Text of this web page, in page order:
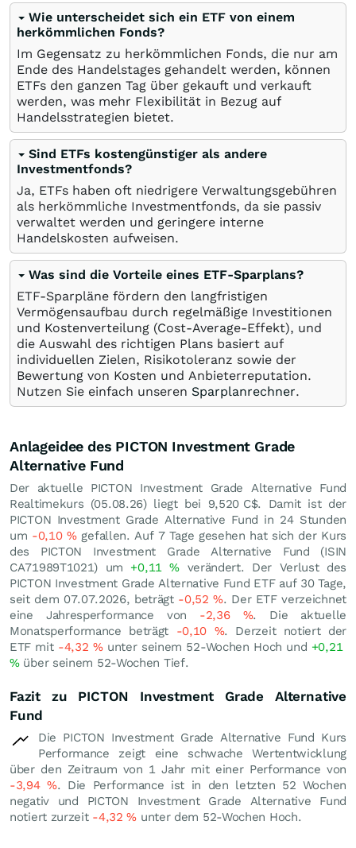
Wie unterscheidet sich ein ETF von einem
herkömmlichen Fonds?
Im Gegensatz zu herkömmlichen Fonds, die nur am
Ende des Handelstages gehandelt werden, können
ETFs den ganzen Tag über gekauft und verkauft
werden, was mehr Flexibilität in Bezug auf
Handelsstrategien bietet.
Sind ETFs kostengünstiger als andere
Investmentfonds?
Ja, ETFs haben oft niedrigere Verwaltungsgebühren
als herkömmliche Investmentfonds, da sie passiv
verwaltet werden und geringere interne
Handelskosten aufweisen.
Was sind die Vorteile eines ETF-Sparplans?
ETF-Sparpläne fördern den langfristigen
Vermögensaufbau durch regelmäßige Investitionen
und Kostenverteilung (Cost-Average-Effekt), und
die Auswahl des richtigen Plans basiert auf
individuellen Zielen, Risikotoleranz sowie der
Bewertung von Kosten und Anbieterreputation.
Nutzen Sie einfach unseren Sparplanrechner.
Anlageidee des PICTON Investment Grade
Alternative Fund
Der aktuelle PICTON Investment Grade Alternative Fund
Realtimekurs (05.08.26) liegt bei 9,520 C$. Damit ist der
PICTON Investment Grade Alternative Fund in 24 Stunden
um -0,10%gefallen. Auf 7 Tage gesehen hat sich der Kurs
des PICTON Investment Grade Alternative Fund (ISIN
CA71989T1021) um +0,11% verändert. Der Verlust des
PICTON Investment Grade Alternative Fund ETF auf 30 Tage,
seit dem 07.07.2026, beträgt -0,52%. Der ETF verzeichnet
eine Jahresperformance von -2,36 %. Die aktuelle
Monatsperformance beträgt -0,10 %. Derzeit notiert der
ETF mit -4,32 %unter seinem 52-Wochen Hoch und +0,21
%über seinem 52-Wochen Tief.
Fazit zu PICTON Investment Grade Alternative
Fund
Die PICTON Investment Grade Alternative Fund Kurs
Performance zeigt eine schwache Wertentwicklung
über den Zeitraum von 1 Jahr mit einer Performance von
-3,94%. Die Performance ist in den letzten 52 Wochen
negativ und PICTON Investment Grade Alternative Fund
notiert zurzeit -4,32% unter dem 52-Wochen Hoch.